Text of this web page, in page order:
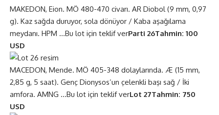
MAKEDON, Eion. MÖ 480-470 civarı. AR Diobol (9 mm, 0,97
g). Kaz sağda duruyor, sola dönüyor / Kaba aşağılama
meydanı. HPM …Bu lot için teklif verParti 26Tahmin: 100
USD
MACEDON, Mende. MÖ 405-348 dolaylarında. Æ (15 mm,
2,85 g, 5 saat). Genç Dionysos’un çelenkli başı sağ / İki
amfora. AMNG …Bu lot için teklif verLot 27Tahmin: 750
USD